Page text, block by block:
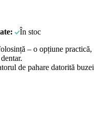
În stoc
– o opțiune practică,
de pahare datorită buzei